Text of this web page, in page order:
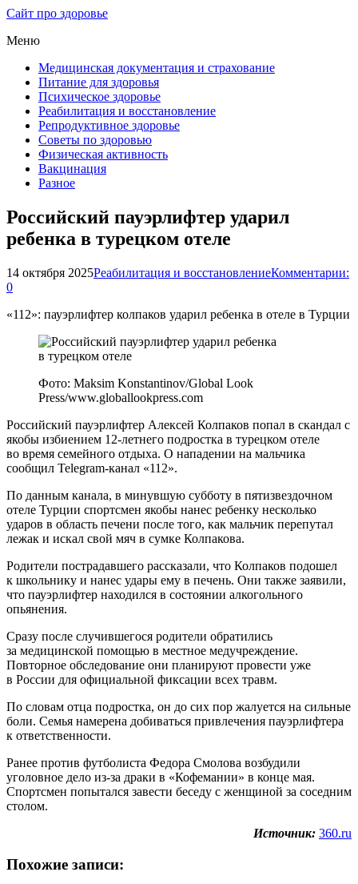
Сайт про здоровье
Меню
Медицинская документация и страхование
Питание для здоровья
Психическое здоровье
Реабилитация и восстановление
Репродуктивное здоровье
Советы по здоровью
Физическая активность
Вакцинация
Разное
Российский пауэрлифтер ударил
ребенка в турецком отеле
14 октября 2025Реабилитация и восстановлениеКомментарии:
0
«112»: пауэрлифтер колпаков ударил ребенка в отеле в Турции
Фото: Maksim Konstantinov/Global Look
Press/www.globallookpress.com
Российский пауэрлифтер Алексей Колпаков попал в скандал с
якобы избиением 12-летнего подростка в турецком отеле
во время семейного отдыха. О нападении на мальчика
сообщил Telegram-канал «112».
По данным канала, в минувшую субботу в пятизвездочном
отеле Турции спортсмен якобы нанес ребенку несколько
ударов в область печени после того, как мальчик перепутал
лежак и искал свой мяч в сумке Колпакова.
Родители пострадавшего рассказали, что Колпаков подошел
к школьнику и нанес удары ему в печень. Они также заявили,
что пауэрлифтер находился в состоянии алкогольного
опьянения.
Сразу после случившегося родители обратились
за медицинской помощью в местное медучреждение.
Повторное обследование они планируют провести уже
в России для официальной фиксации всех травм.
По словам отца подростка, он до сих пор жалуется на сильные
боли. Семья намерена добиваться привлечения пауэрлифтера
к ответственности.
Ранее против футболиста Федора Смолова возбудили
уголовное дело из-за драки в «Кофемании» в конце мая.
Спортсмен попытался завести беседу с женщиной за соседним
столом.
Источник: 360.ru
Похожие записи: